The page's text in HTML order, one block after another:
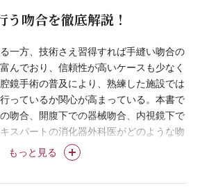
う吻合を徹底解説！
もっと見る
一方、技術さえ習得すれば手縫い吻合の
んでおり、信頼性が高いケースも少なく
鏡手術の普及により、熟練した施設では
っているか関心が高まっている。本書で
吻合、開腹下での器械吻合、内視鏡下で
スパートの消化器外科医がどのような吻
とともに明らかにする。